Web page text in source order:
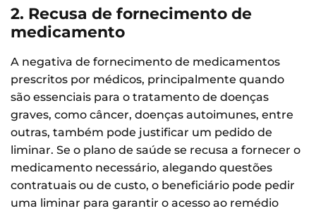
2. Recusa de fornecimento de
medicamento
A negativa de fornecimento de medicamentos
prescritos por médicos, principalmente quando
são essenciais para o tratamento de doenças
graves, como câncer, doenças autoimunes, entre
outras, também pode justificar um pedido de
liminar. Se o plano de saúde se recusa a fornecer o
medicamento necessário, alegando questões
contratuais ou de custo, o beneficiário pode pedir
uma liminar para garantir o acesso ao remédio